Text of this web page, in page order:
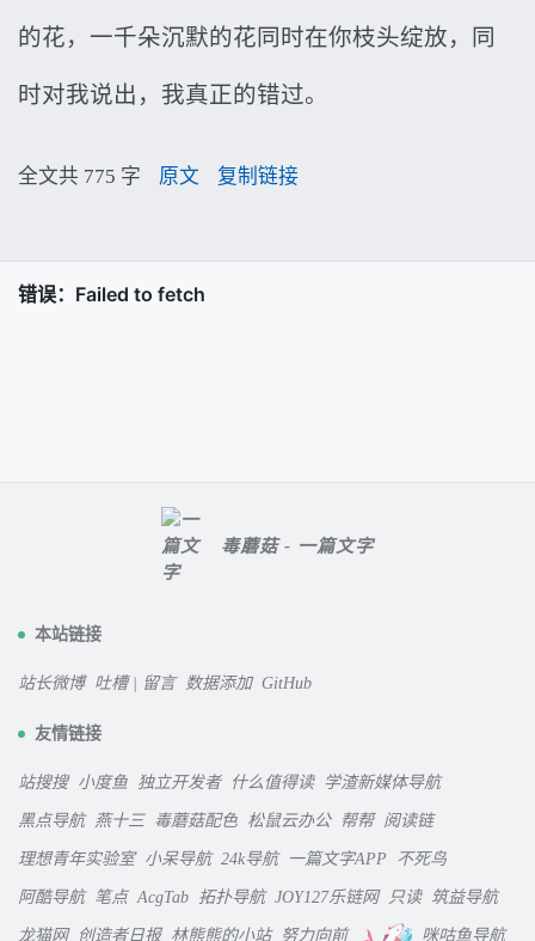
的花，一千朵沉默的花同时在你枝头绽放，同
时对我说出，我真正的错过。
全文共 775 字 原文 复制链接
毒蘑菇 - 一篇文字
本站链接
站长微博 吐槽 | 留言 数据添加 GitHub
友情链接
站搜搜 小度鱼 独立开发者 什么值得读 学渣新媒体导航
黑点导航 燕十三 毒蘑菇配色 松鼠云办公 帮帮 阅读链
理想青年实验室 小呆导航 24k导航 一篇文字APP 不死鸟
阿酷导航 笔点 AcgTab 拓扑导航 JOY127乐链网 只读 筑益导航
龙猫网 创造者日报 林熊熊的小站 努力向前 咪咕鱼导航